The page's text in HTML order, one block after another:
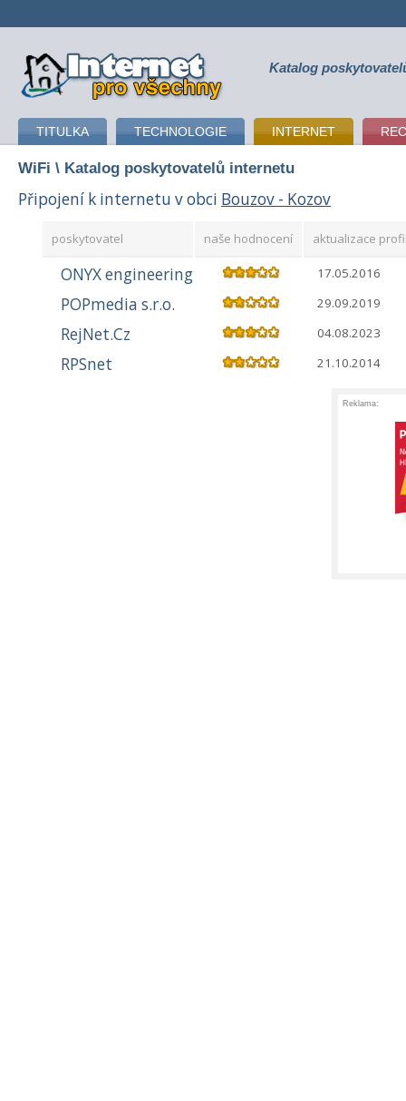
připojení k internetu Katalog
TITULKA TECHNOLOGIE INTERNET
WiFi \ Katalog poskytovatelů internetu
Připojení k internetu v obci Bouzov - Kozov
poskytovatel naše hodnocení aktualizace
ONYX engineering 17.05.2016
POPmedia s.r.o. 29.09.2019
RejNet.Cz 04.08.2023
RPSnet 21.10.2014
Reklama: